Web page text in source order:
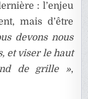
: l’enjeu
mais d’être
devons nous
et viser le haut
de grille »,